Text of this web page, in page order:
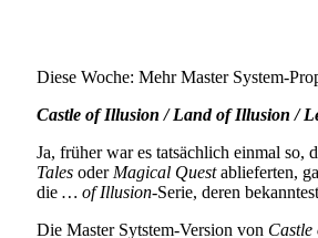
Diese Woche: Mehr Master System-
Castle of Illusion / Land of Illusion /
Ja, früher war es tatsächlich einmal so,
Tales oder Magical Questablieferten,
die … of Illusion-Serie, deren
Die Master Sytstem-Version von